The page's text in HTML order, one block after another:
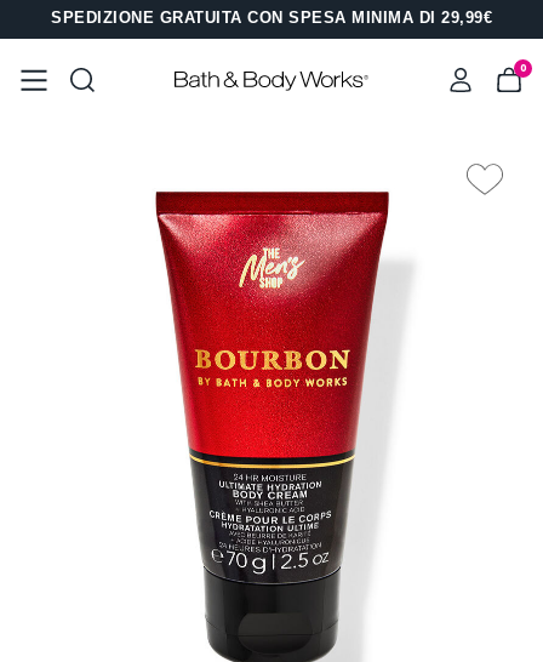
SPEDIZIONE GRATUITA CON SPESA MINIMA DI 29,99€
0